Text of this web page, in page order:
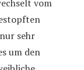
vom
sehr
um den